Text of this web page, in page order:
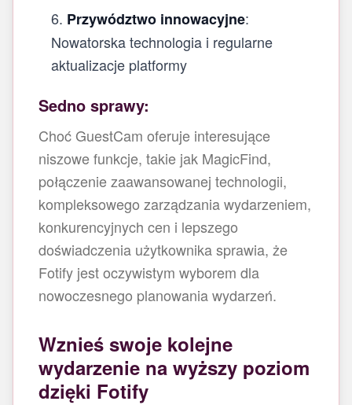
Przywództwo innowacyjne:
Nowatorska technologia i regularne
aktualizacje platformy
Sedno sprawy:
Choć GuestCam oferuje interesujące
niszowe funkcje, takie jak MagicFind,
połączenie zaawansowanej technologii,
kompleksowego zarządzania wydarzeniem,
konkurencyjnych cen i lepszego
doświadczenia użytkownika sprawia, że
Fotify jest oczywistym wyborem dla
nowoczesnego planowania wydarzeń.
Wznieś swoje kolejne
wydarzenie na wyższy poziom
dzięki Fotify